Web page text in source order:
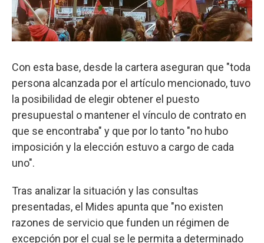
Con esta base, desde la cartera aseguran que "toda
persona alcanzada por el artículo mencionado, tuvo
la posibilidad de elegir obtener el puesto
presupuestal o mantener el vínculo de contrato en
que se encontraba" y que por lo tanto "no hubo
imposición y la elección estuvo a cargo de cada
uno".
Tras analizar la situación y las consultas
presentadas, el Mides apunta que "no existen
razones de servicio que funden un régimen de
excepción por el cual se le permita a determinado